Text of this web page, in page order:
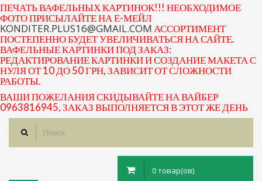
ПЕЧАТЬ ВАФЕЛЬНЫХ КАРТИНОК!!! НЕОБХОДИМОЕ
ФОТО ПРИСЫЛАЙТЕ НА Е-МЕЙЛ
KONDITER.PLUS16@GMAIL.COM АССОРТИМЕНТ
ПОСТЕПЕННО БУДЕТ УВЕЛИЧИВАТЬСЯ НА САЙТЕ.
ВАФЕЛЬНЫЕ КАРТИНКИ ПОД ЗАКАЗ:
РЕДАКТИРОВАНИЕ КАРТИНКИ И СОЗДАНИЕ МАКЕТА С
НУЛЯ ОТ 10 ДО 50 ГРН, ЗАВИСИТ ОТ СЛОЖНОСТИ
РАБОТЫ.
ВАШИ ПОЖЕЛАНИЯ СКИДЫВАЙТЕ НА ВАЙБЕР
0963816945, ЗАКАЗ ВЫПОЛНЯЕТСЯ В ЭТОТ ЖЕ ДЕНЬ
0 товар(ов)